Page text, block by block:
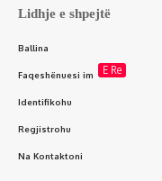
Lidhje e shpejtë
Ballina
Faqeshënuesi im E Re
Identifikohu
Regjistrohu
Na Kontaktoni